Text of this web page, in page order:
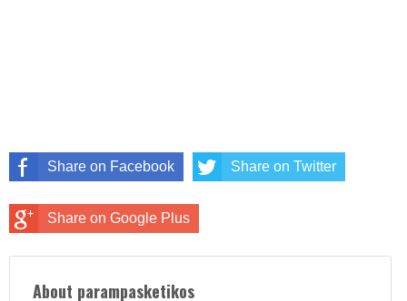
Share on Facebook Share on Twitter
Share on Google Plus
About parampasketikos